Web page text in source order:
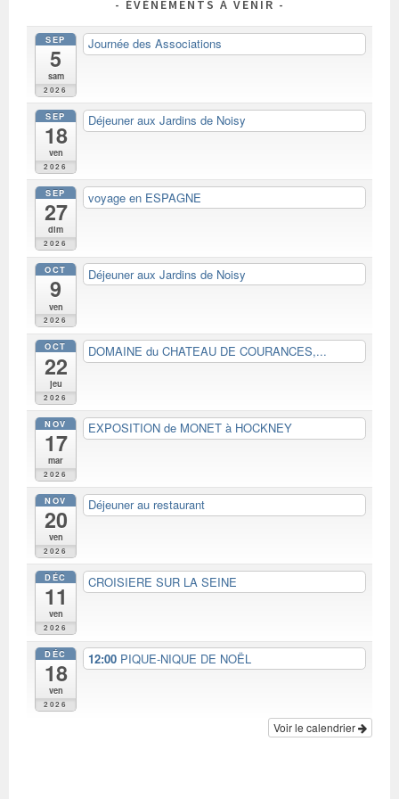
ÉVÈNEMENTS À VENIR
SEP
5
sam
2026
Journée des Associations
SEP
18
ven
2026
Déjeuner aux Jardins de Noisy
SEP
27
dim
2026
voyage en ESPAGNE
OCT
9
ven
2026
Déjeuner aux Jardins de Noisy
OCT
22
jeu
2026
DOMAINE du CHATEAU DE COURANCES,...
NOV
17
mar
2026
EXPOSITION de MONET à HOCKNEY
NOV
20
ven
2026
Déjeuner au restaurant
DÉC
11
ven
2026
CROISIERE SUR LA SEINE
DÉC
18
ven
2026
12:00 PIQUE-NIQUE DE NOËL
Voir le calendrier